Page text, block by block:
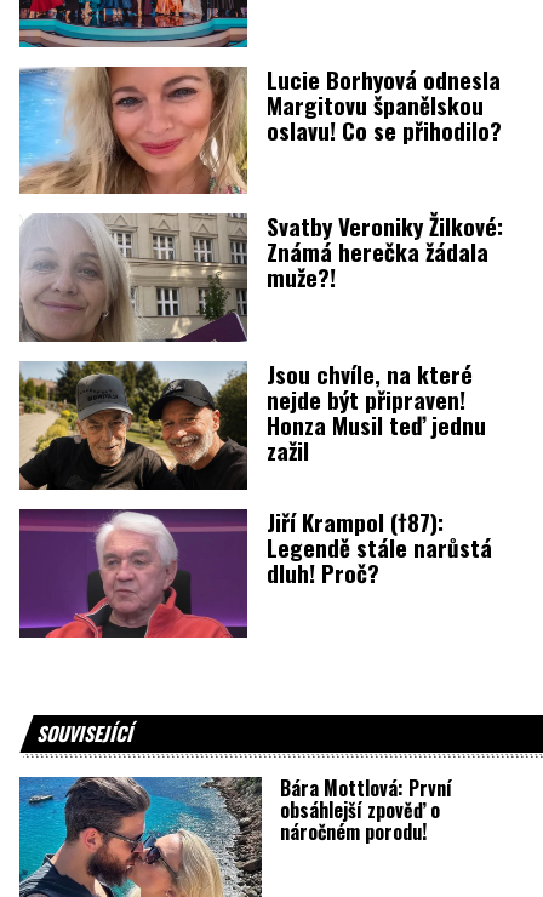
Lucie Borhyová odnesla
Margitovu španělskou
oslavu! Co se přihodilo?
Svatby Veroniky Žilkové:
Známá herečka žádala
muže?!
Jsou chvíle, na které
nejde být připraven!
Honza Musil teď jednu
zažil
Jiří Krampol (†87):
Legendě stále narůstá
dluh! Proč?
SOUVISEJÍCÍ
Bára Mottlová: První
obsáhlejší zpověď o
náročném porodu!